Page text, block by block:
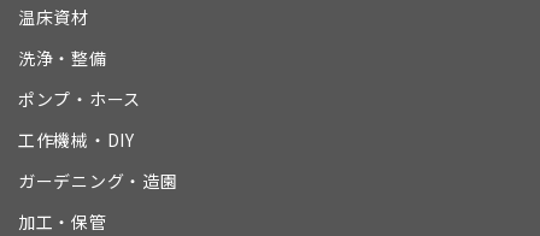
温床資材
洗浄・整備
ポンプ・ホース
工作機械・DIY
ガーデニング・造園
加工・保管